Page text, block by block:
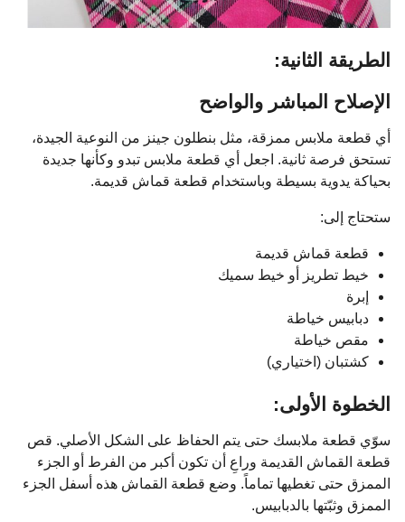
الطريقة الثانية:
الإصلاح المباشر والواضح
أي قطعة ملابس ممزقة، مثل بنطلون جينز من النوعية الجيدة،
تستحق فرصة ثانية. اجعل أي قطعة ملابس تبدو وكأنها جديدة
بحياكة يدوية بسيطة وباستخدام قطعة قماش قديمة.
ستحتاج إلى:
قطعة قماش قديمة
خيط تطريز أو خيط سميك
إبرة
دبابيس خياطة
مقص خياطة
كشتبان (اختياري)
الخطوة الأولى:
سوّي قطعة ملابسك حتى يتم الحفاظ على الشكل الأصلي. قص
قطعة القماش القديمة وراعِ أن تكون أكبر من الفرط أو الجزء
الممزق حتى تغطيها تماماً. وضع قطعة القماش هذه أسفل الجزء
الممزق وثبّتها بالدبابيس.